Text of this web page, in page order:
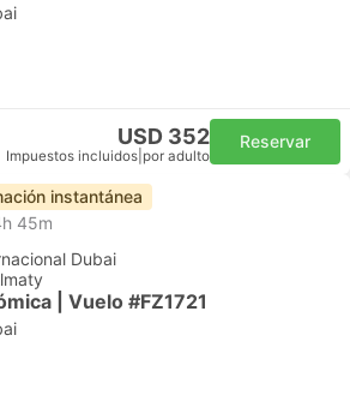
USD 352
Impuestos incluidos por adulto
Reservar
instantánea
45m
Dubai
| Vuelo #FZ1721